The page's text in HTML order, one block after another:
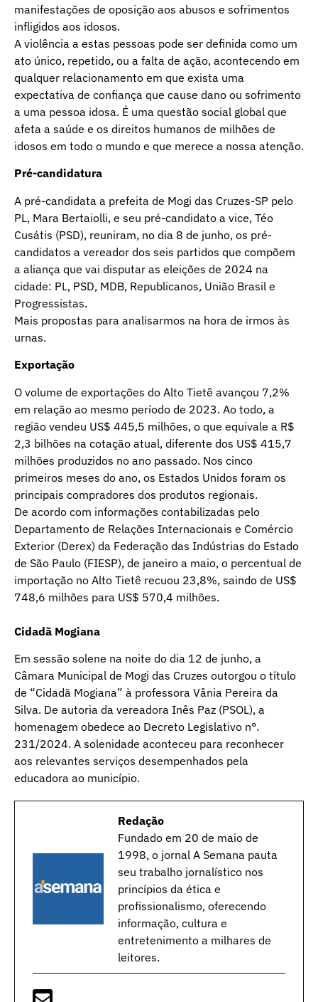
manifestações de oposição aos abusos e sofrimentos
infligidos aos idosos.
A violência a estas pessoas pode ser definida como um
ato único, repetido, ou a falta de ação, acontecendo em
qualquer relacionamento em que exista uma
expectativa de confiança que cause dano ou sofrimento
a uma pessoa idosa. É uma questão social global que
afeta a saúde e os direitos humanos de milhões de
idosos em todo o mundo e que merece a nossa atenção.
Pré-candidatura
A pré-candidata a prefeita de Mogi das Cruzes-SP pelo
PL, Mara Bertaiolli, e seu pré-candidato a vice, Téo
Cusátis (PSD), reuniram, no dia 8 de junho, os pré-
candidatos a vereador dos seis partidos que compõem
a aliança que vai disputar as eleições de 2024 na
cidade: PL, PSD, MDB, Republicanos, União Brasil e
Progressistas.
Mais propostas para analisarmos na hora de irmos às
urnas.
Exportação
O volume de exportações do Alto Tietê avançou 7,2%
em relação ao mesmo período de 2023. Ao todo, a
região vendeu US$ 445,5 milhões, o que equivale a R$
2,3 bilhões na cotação atual, diferente dos US$ 415,7
milhões produzidos no ano passado. Nos cinco
primeiros meses do ano, os Estados Unidos foram os
principais compradores dos produtos regionais.
De acordo com informações contabilizadas pelo
Departamento de Relações Internacionais e Comércio
Exterior (Derex) da Federação das Indústrias do Estado
de São Paulo (FIESP), de janeiro a maio, o percentual de
importação no Alto Tietê recuou 23,8%, saindo de US$
748,6 milhões para US$ 570,4 milhões.
Cidadã Mogiana
Em sessão solene na noite do dia 12 de junho, a
Câmara Municipal de Mogi das Cruzes outorgou o título
de “Cidadã Mogiana” à professora Vânia Pereira da
Silva. De autoria da vereadora Inês Paz (PSOL), a
homenagem obedece ao Decreto Legislativo n°.
231/2024. A solenidade aconteceu para reconhecer
aos relevantes serviços desempenhados pela
educadora ao município.
Redação
Fundado em 20 de maio de
1998, o jornal A Semana pauta
seu trabalho jornalístico nos
princípios da ética e
profissionalismo, oferecendo
informação, cultura e
entretenimento a milhares de
leitores.